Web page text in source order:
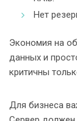
Нет
Экономия на
данных и
критичны
Для бизнеса